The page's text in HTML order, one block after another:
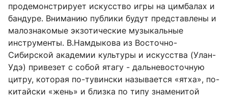
продемонстрирует искусство игры на цимбалах и
бандуре. Вниманию публики будут представлены и
малознакомые экзотические музыкальные
инструменты. В.Намдыкова из Восточно-
Сибирской академии культуры и искусства (Улан-
Удэ) привезет с собой ятагу - дальневосточную
цитру, которая по-тувински называется «ятха», по-
китайски «жень» и близка по типу знаменитой